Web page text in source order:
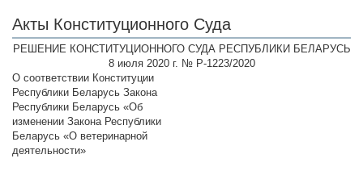
Акты Конституционного Суда
РЕШЕНИЕ КОНСТИТУЦИОННОГО СУДА РЕСПУБЛИКИ БЕЛАРУСЬ
8 июля 2020 г. № Р-1223/2020
О соответствии Конституции
Республики Беларусь Закона
Республики Беларусь «Об
изменении Закона Республики
Беларусь «О ветеринарной
деятельности»